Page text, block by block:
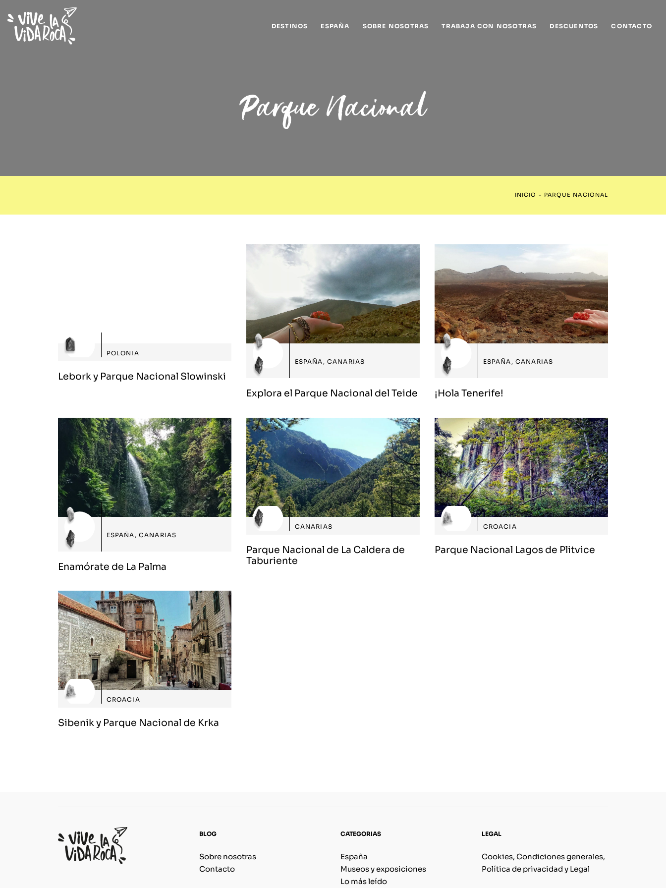
DESTINOS ESPAÑA SOBRE NOSOTRAS TRABAJA CON NOSOTRAS DESCUENTOS CONTACTO
Parque Nacional
INICIO - PARQUE NACIONAL
POLONIA
Lebork y Parque Nacional Slowinski
ESPAÑA , CANARIAS
Explora el Parque Nacional del Teide
ESPAÑA , CANARIAS
¡Hola Tenerife!
ESPAÑA , CANARIAS
Enamórate de La Palma
CANARIAS
Parque Nacional de La Caldera de
Taburiente
CROACIA
Parque Nacional Lagos de Plitvice
CROACIA
Sibenik y Parque Nacional de Krka
BLOG
Sobre nosotras
Contacto
CATEGORIAS
España
Museos y exposiciones
Lo más leído
LEGAL
Cookies, Condiciones generales,
Política de privacidad y Legal